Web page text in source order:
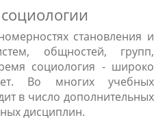
становления и
общностей, групп,
социология - широко
Во многих учебных
в число дополнительных
дисциплин.